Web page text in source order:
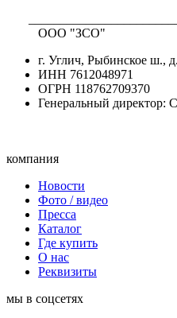
ООО "ЗСО"
г. Углич, Рыбинское ш.,
ИНН 7612048971
ОГРН 118762709370
Генеральный директор:
компания
Новости
Фото / видео
Пресса
Каталог
Где купить
О нас
Реквизиты
мы в соцсетях